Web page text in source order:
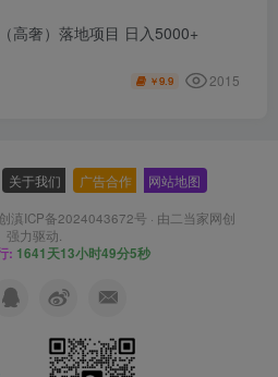
得物搬砖（高奢）落地项目 日入5000+
￥9.9 2015
关于我们 广告合作 网站地图
滇ICP备2024043672号 · 由二当家网创
强力驱动.
: 1641天13小时49分5秒